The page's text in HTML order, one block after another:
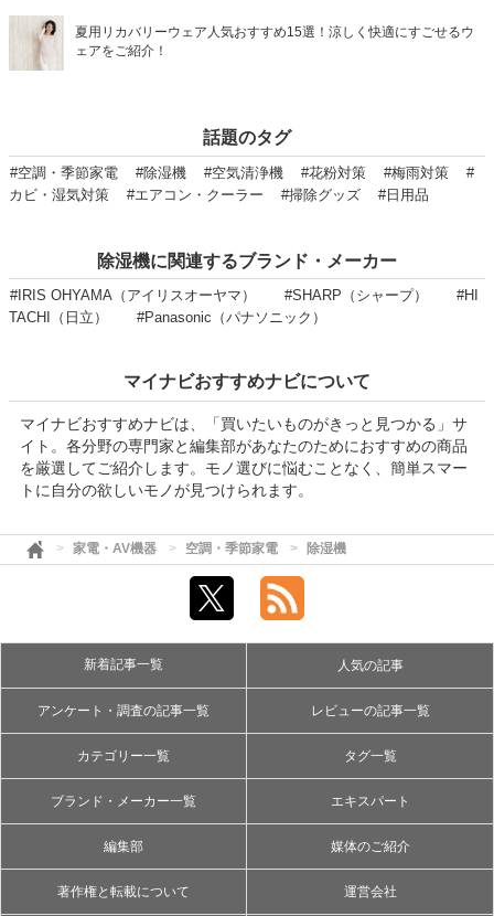
夏用リカバリーウェア人気おすすめ15選！涼しく快適にすごせるウ
ェアをご紹介！
話題のタグ
#空調・季節家電 #除湿機 #空気清浄機 #花粉対策 #梅雨対策
#
カビ・湿気対策
#エアコン・クーラー #掃除グッズ #日用品
除湿機に関連するブランド・メーカー
#IRIS OHYAMA（アイリスオーヤマ） #SHARP（シャープ）
#HI
TACHI（日立）
#Panasonic（パナソニック）
マイナビおすすめナビについて
マイナビおすすめナビは、「買いたいものがきっと見つかる」サ
イト。各分野の専門家と編集部があなたのためにおすすめの商品
を厳選してご紹介します。モノ選びに悩むことなく、簡単スマー
トに自分の欲しいモノが見つけられます。
家電・AV機器 空調・季節家電 除湿機
新着記事一覧 人気の記事
アンケート・調査の記事一覧 レビューの記事一覧
カテゴリー一覧 タグ一覧
ブランド・メーカー一覧 エキスパート
編集部 媒体のご紹介
著作権と転載について 運営会社